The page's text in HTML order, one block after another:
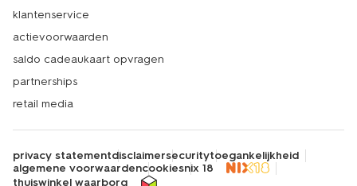
klantenservice
actievoorwaarden
saldo cadeaukaart opvragen
partnerships
retail media
privacy statementdisclaimersecuritytoegankelijkheid
algemene voorwaardencookiesnix 18
thuiswinkel waarborg